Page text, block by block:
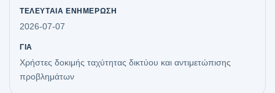
ΤΕΛΕΥΤΑΊΑ ΕΝΗΜΈΡΩΣΗ
2026-07-07
ΓΙΑ
Χρήστες δοκιμής ταχύτητας δικτύου και αντιμετώπισης
προβλημάτων